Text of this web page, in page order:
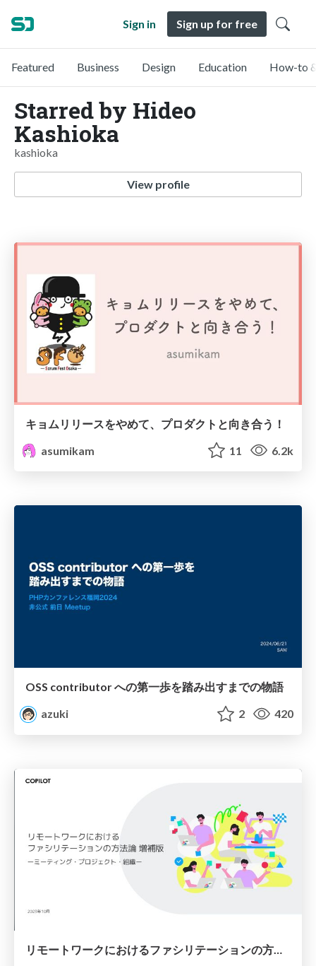
Sign in Sign up for free
Featured Business Design Education How-to
Starred by Hideo
Kashioka
kashioka
View profile
キョムリリースをやめて、プロダクトと向き合う！
asumikam
11 6.2k
OSS contributor への第一歩を踏み出すまでの物語
azuki
2 420
リモートワークにおけるファシリテーションの方法論[増補版]_COPILOT